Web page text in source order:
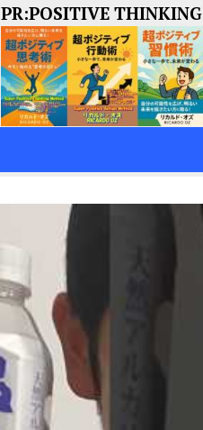
PR:POSITIVE THINKING